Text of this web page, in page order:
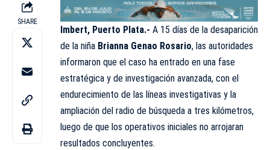
SHARE
Imbert, Puerto Plata.- A 15 días de la desaparición
de la niña Brianna Genao Rosario, las autoridades
informaron que el caso ha entrado en una fase
estratégica y de investigación avanzada, con el
endurecimiento de las líneas investigativas y la
ampliación del radio de búsqueda a tres kilómetros,
luego de que los operativos iniciales no arrojaran
resultados concluyentes.